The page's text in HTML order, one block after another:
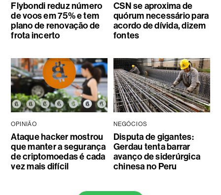
Flybondi reduz número
de voos em 75% e tem
plano de renovação de
frota incerto
CSN se aproxima de
quórum necessário para
acordo de dívida, dizem
fontes
OPINIÃO
Ataque hacker mostrou
que manter a segurança
de criptomoedas é cada
vez mais difícil
NEGÓCIOS
Disputa de gigantes:
Gerdau tenta barrar
avanço de siderúrgica
chinesa no Peru